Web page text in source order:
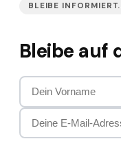
BLEIBE
Bleibe auf